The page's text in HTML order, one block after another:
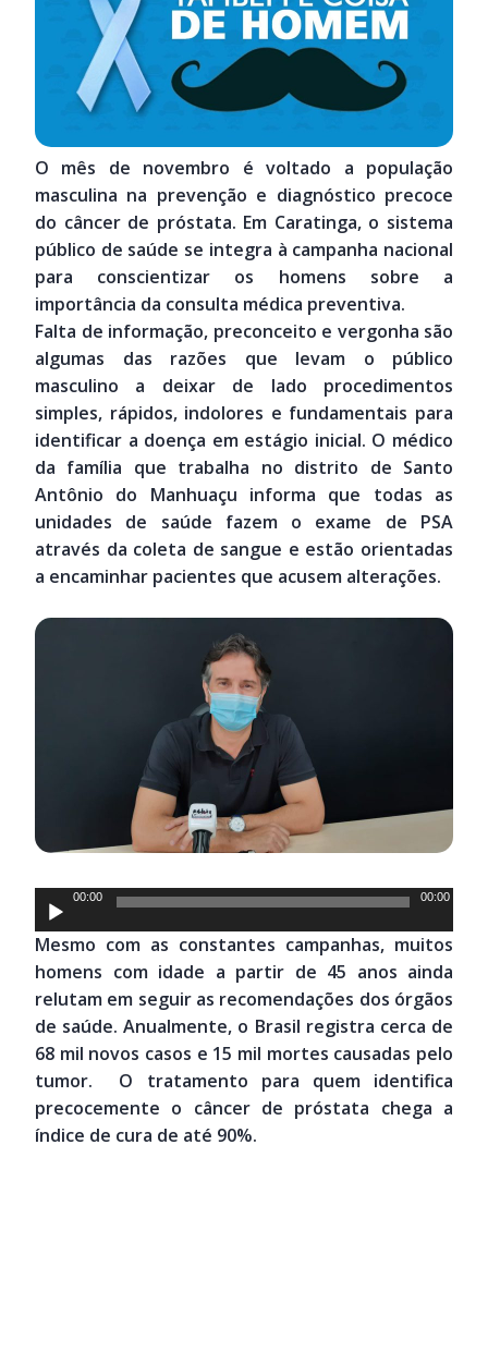
O mês de novembro é voltado a população
masculina na prevenção e diagnóstico precoce
do câncer de próstata. Em Caratinga, o sistema
público de saúde se integra à campanha nacional
para conscientizar os homens sobre a
importância da consulta médica preventiva.
Falta de informação, preconceito e vergonha são
algumas das razões que levam o público
masculino a deixar de lado procedimentos
simples, rápidos, indolores e fundamentais para
identificar a doença em estágio inicial. O médico
da família que trabalha no distrito de Santo
Antônio do Manhuaçu informa que todas as
unidades de saúde fazem o exame de PSA
através da coleta de sangue e estão orientadas
a encaminhar pacientes que acusem alterações.
Tocador
de
áudio
00:00 00:00
Mesmo com as constantes campanhas, muitos
homens com idade a partir de 45 anos ainda
relutam em seguir as recomendações dos órgãos
de saúde. Anualmente, o Brasil registra cerca de
68 mil novos casos e 15 mil mortes causadas pelo
tumor. O tratamento para quem identifica
precocemente o câncer de próstata chega a
índice de cura de até 90%.